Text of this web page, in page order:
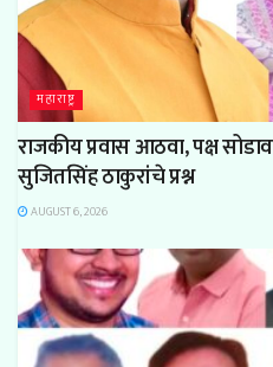
महाराष्ट्र
राजकीय प्रवास आठवा, पक्ष
सुजितसिंह ठाकुरांचे प्रश्न
AUGUST 6, 2026